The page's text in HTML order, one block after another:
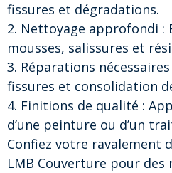
fissures et dégradations.
2. Nettoyage approfondi :
mousses, salissures et
3. Réparations
fissures et consolidation
4. Finitions de qualité :
d’une peinture ou d’un
Confiez votre ravalement
LMB Couverture pour